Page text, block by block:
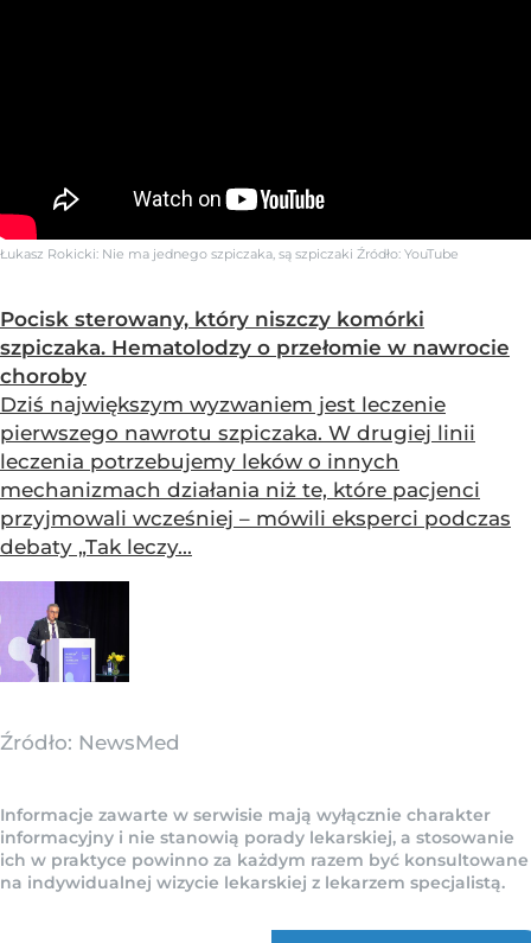
Łukasz Rokicki: Nie ma jednego szpiczaka, są szpiczaki Źródło: YouTube
Pocisk sterowany, który niszczy komórki
szpiczaka. Hematolodzy o przełomie w nawrocie
choroby
Dziś największym wyzwaniem jest leczenie
pierwszego nawrotu szpiczaka. W drugiej linii
leczenia potrzebujemy leków o innych
mechanizmach działania niż te, które pacjenci
przyjmowali wcześniej – mówili eksperci podczas
debaty „Tak leczy...
Źródło: NewsMed
Informacje zawarte w serwisie mają wyłącznie charakter
informacyjny i nie stanowią porady lekarskiej, a stosowanie
ich w praktyce powinno za każdym razem być konsultowane
na indywidualnej wizycie lekarskiej z lekarzem specjalistą.